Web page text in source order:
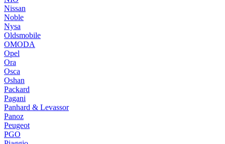
Nissan
Noble
Nysa
Oldsmobile
OMODA
Opel
Ora
Osca
Oshan
Packard
Pagani
Panhard & Levassor
Panoz
Peugeot
PGO